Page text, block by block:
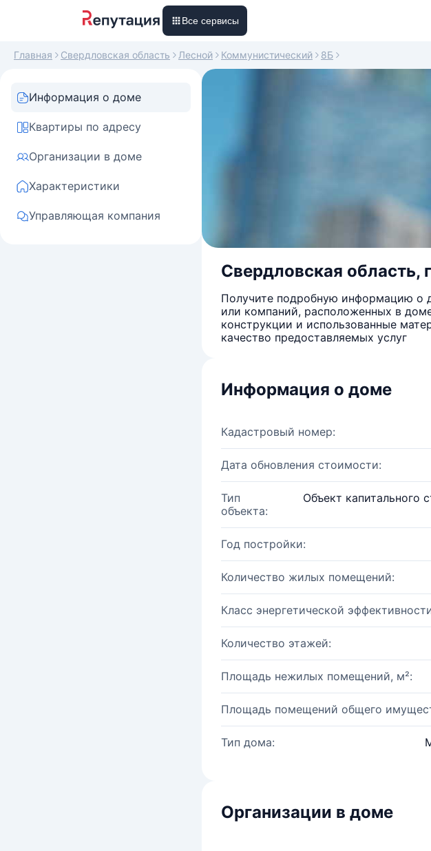
Все сервисы
Главная Свердловская область Лесной Коммунистический 8Б
Информация о доме
Квартиры по адресу
Организации в доме
Характеристики
Управляющая компания
Свердловская область,
Получите подробную информацию о
или компаний, расположенных в
конструкции и использованные
качество предоставляемых услуг
Информация о доме
Кадастровый номер:
Дата обновления стоимости:
Тип
объекта:
Объект капитального
Год постройки:
Количество жилых помещений:
Класс энергетической
Количество этажей:
Площадь нежилых помещений, м²:
Площадь помещений общего
Тип дома:
Организации в доме